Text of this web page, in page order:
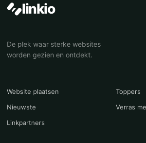
linkio
De plek waar sterke websites
worden gezien en ontdekt.
Website plaatsen
Toppers
Nieuwste
Verras me
Linkpartners